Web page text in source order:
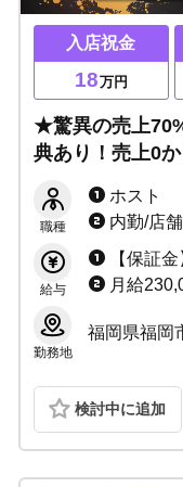
入店祝金
18万円
★驚異の売上
典あり！売上0
初回100名オー
環境です！
職種
ホスト
内勤/店
給与
【保証金】時給
月給230,000円
勤務地
福岡県福岡
検討中に追加